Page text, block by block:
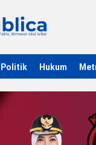
Politik Hukum